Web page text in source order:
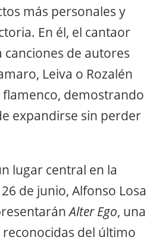
más personales y
En él, el cantaor
de autores
Leiva o Rozalén
flamenco, demostrando
expandirse sin perder
lugar central en la
de junio, Alfonso Losa
Alter Ego, una
reconocidas del último